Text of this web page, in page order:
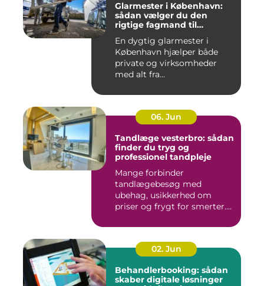
Glarmester i København:
sådan vælger du den
rigtige fagmand til
En dygtig glarmester i
København hjælper både
private og virksomheder
med alt fra...
06. Jun
Tandlæge vesterbro: sådan
finder du tryg og
professionel tandpleje
Mange forbinder
tandlægebesøg med
ubehag, usikkerhed om
priser og frygt for smerter.
02. Jun
Behandlerbooking: sådan
skaber digitale løsninger